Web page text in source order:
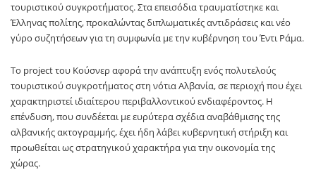
τουριστικού συγκροτήματος. Στα επεισόδια τραυματίστηκε και
Έλληνας πολίτης, προκαλώντας διπλωματικές αντιδράσεις και νέο
γύρο συζητήσεων για τη συμφωνία με την κυβέρνηση του Έντι Ράμα.
Το project του Κούσνερ αφορά την ανάπτυξη ενός πολυτελούς
τουριστικού συγκροτήματος στη νότια Αλβανία, σε περιοχή που έχει
χαρακτηριστεί ιδιαίτερου περιβαλλοντικού ενδιαφέροντος. Η
επένδυση, που συνδέεται με ευρύτερα σχέδια αναβάθμισης της
αλβανικής ακτογραμμής, έχει ήδη λάβει κυβερνητική στήριξη και
προωθείται ως στρατηγικού χαρακτήρα για την οικονομία της
χώρας.